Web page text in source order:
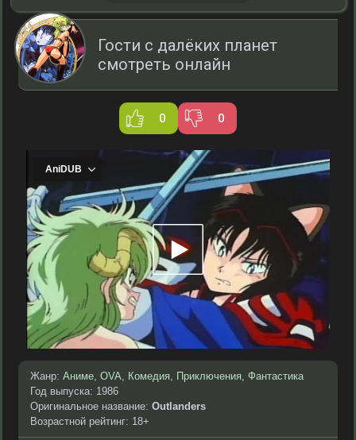
Гости с далёких планет
смотреть онлайн
0 0
Жанр: Аниме, OVA, Комедия, Приключения, Фантастика
Год выпуска: 1986
Оригинальное название: Outlanders
Возрастной рейтинг: 18+